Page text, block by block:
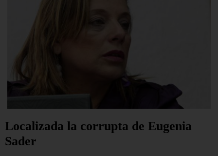
Localizada la corrupta de Eugenia
Sader